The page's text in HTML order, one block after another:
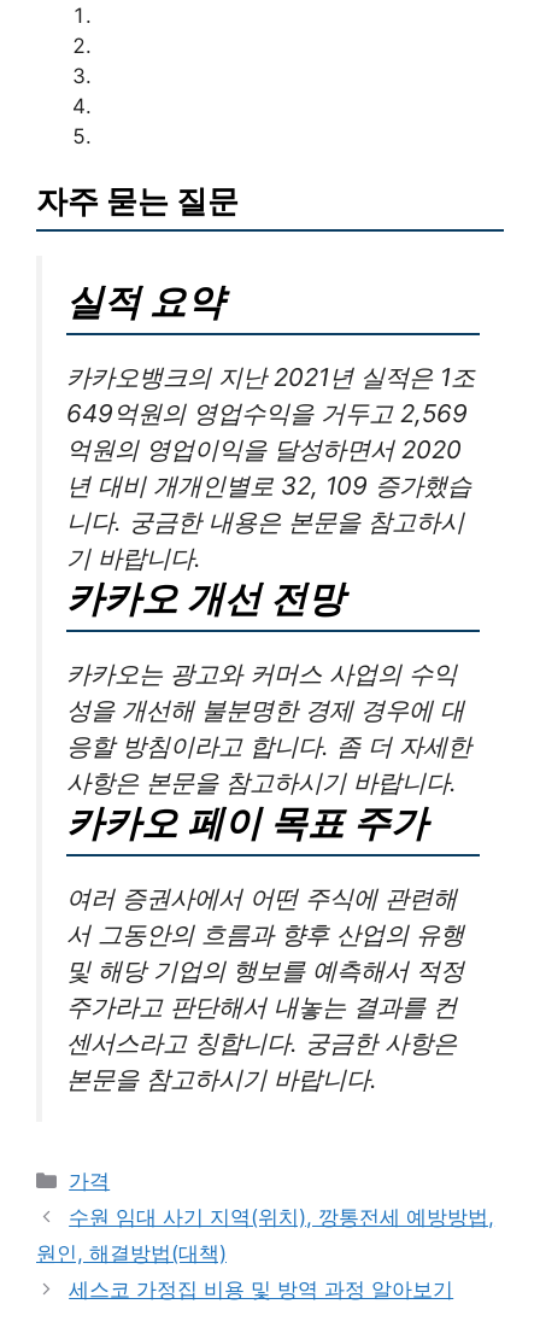
자주 묻는 질문
실적 요약
카카오뱅크의 지난 2021년 실적은 1조
649억원의 영업수익을 거두고 2,569
억원의 영업이익을 달성하면서 2020
년 대비 개개인별로 32, 109 증가했습
니다. 궁금한 내용은 본문을 참고하시
기 바랍니다.
카카오 개선 전망
카카오는 광고와 커머스 사업의 수익
성을 개선해 불분명한 경제 경우에 대
응할 방침이라고 합니다. 좀 더 자세한
사항은 본문을 참고하시기 바랍니다.
카카오 페이 목표 주가
여러 증권사에서 어떤 주식에 관련해
서 그동안의 흐름과 향후 산업의 유행
및 해당 기업의 행보를 예측해서 적정
주가라고 판단해서 내놓는 결과를 컨
센서스라고 칭합니다. 궁금한 사항은
본문을 참고하시기 바랍니다.
카
테
고
리
가격
수원 임대 사기 지역(위치), 깡통전세 예방방법,
원인, 해결방법(대책)
세스코 가정집 비용 및 방역 과정 알아보기